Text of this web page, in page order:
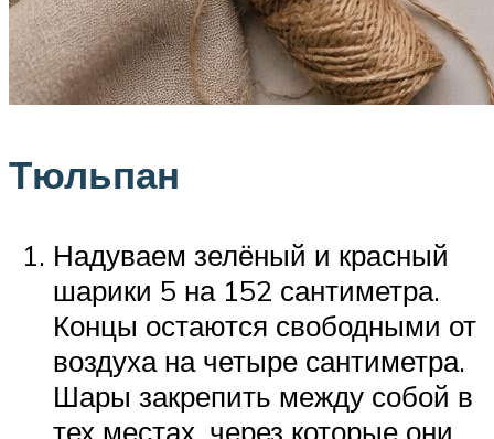
Тюльпан
Надуваем зелёный и красный
шарики 5 на 152 сантиметра.
Концы остаются свободными от
воздуха на четыре сантиметра.
Шары закрепить между собой в
тех местах, через которые они